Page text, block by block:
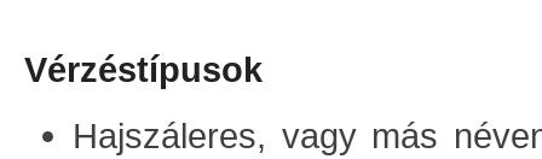
Vérzéstípusok
Hajszáleres, vagy más